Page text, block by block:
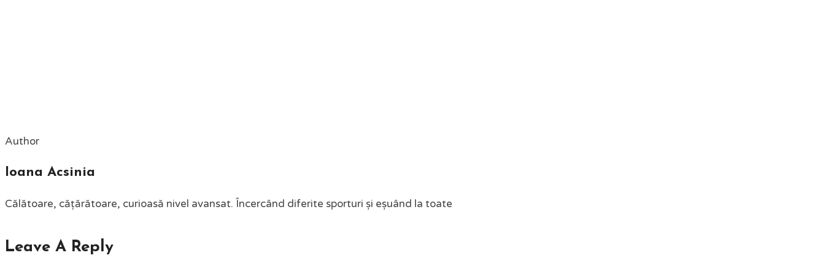
Author
Ioana Acsinia
Călătoare, cățărătoare, curioasă nivel avansat. Încercând diferite sporturi și eșuând la toate
Leave A Reply